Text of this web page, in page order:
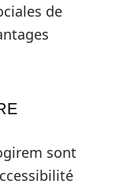
de
sont